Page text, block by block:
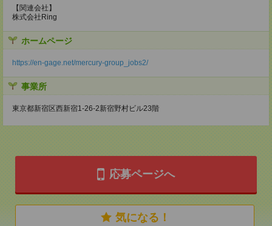
【関連会社】
株式会社Ring
ホームページ
https://en-gage.net/mercury-group_jobs2/
事業所
東京都新宿区西新宿1-26-2新宿野村ビル23階
応募ページへ
気になる！